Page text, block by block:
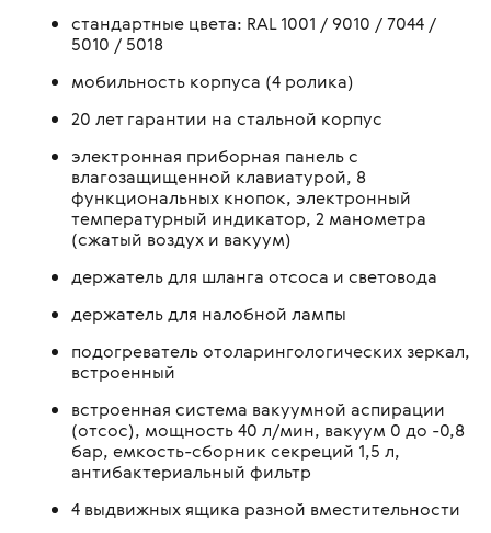
стандартные цвета: RAL 1001 / 9010 / 7044 /
5010 / 5018
мобильность корпуса (4 ролика)
20 лет гарантии на стальной корпус
электронная приборная панель с
влагозащищенной клавиатурой, 8
функциональных кнопок, электронный
температурный индикатор, 2 манометра
(сжатый воздух и вакуум)
держатель для шланга отсоса и световода
держатель для налобной лампы
подогреватель отоларингологических зеркал,
встроенный
встроенная система вакуумной аспирации
(отсос), мощность 40 л/мин, вакуум 0 до -0,8
бар, емкость-сборник секреций 1,5 л,
антибактериальный фильтр
4 выдвижных ящика разной вместительности